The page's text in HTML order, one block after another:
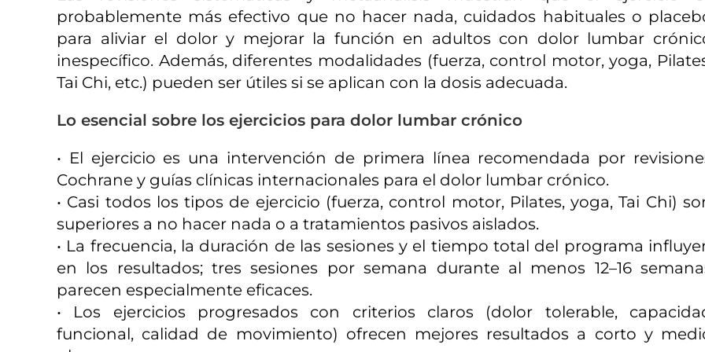
probablemente más efectivo que no hacer nada, cuidados habituales o
para aliviar el dolor y mejorar la función en adultos con dolor lumbar
inespecífico. Además, diferentes modalidades (fuerza, control motor, yoga,
Tai Chi, etc.) pueden ser útiles si se aplican con la dosis adecuada.
Lo esencial sobre los ejercicios para dolor lumbar crónico
• El ejercicio es una intervención de primera línea recomendada por
Cochrane y guías clínicas internacionales para el dolor lumbar crónico.
• Casi todos los tipos de ejercicio (fuerza, control motor, Pilates, yoga, Tai Chi)
superiores a no hacer nada o a tratamientos pasivos aislados.
• La frecuencia, la duración de las sesiones y el tiempo total del programa
en los resultados; tres sesiones por semana durante al menos 12–16
parecen especialmente eficaces.
• Los ejercicios progresados con criterios claros (dolor tolerable,
funcional, calidad de movimiento) ofrecen mejores resultados a corto y